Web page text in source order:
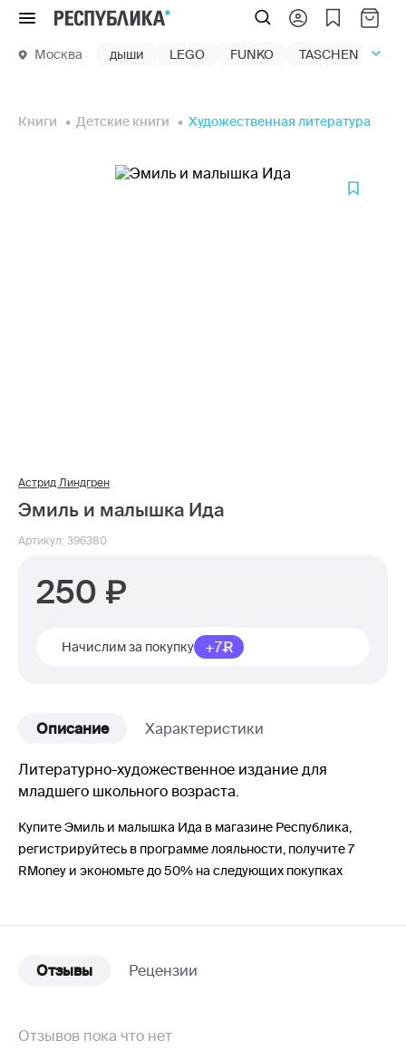
Меню
Москва дыши LEGO FUNKO TASCHEN
Книги Детские книги Художественная литература
Астрид Линдгрен
Эмиль и малышка Ида
Артикул: 396380
250
Начислим за покупку +7
Описание Характеристики
Литературно-художественное издание для
младшего школьного возраста.
Купите Эмиль и малышка Ида в магазине Республика,
регистрируйтесь в программе лояльности, получите 7
RMoney и экономьте до 50% на следующих покупках
Отзывы Рецензии
Отзывов пока что нет